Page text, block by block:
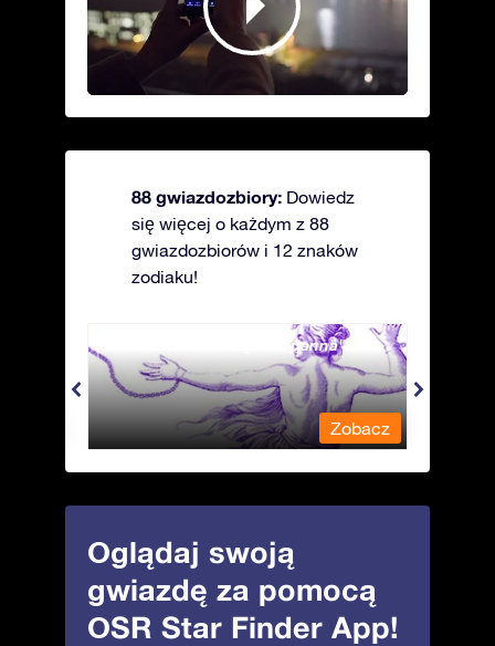
88 gwiazdozbiory: Dowiedz
się więcej o każdym z 88
gwiazdozbiorów i 12 znaków
zodiaku!
Andromeda - Związana panna
Zobacz
Oglądaj swoją
gwiazdę za pomocą
OSR Star Finder App!